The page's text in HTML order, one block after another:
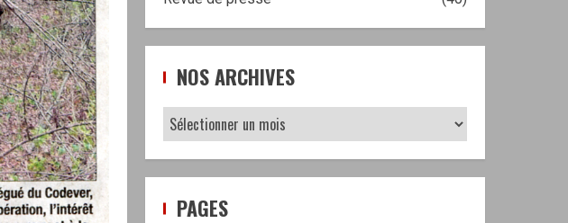
NOS ARCHIVES
Nos
archives
PAGES